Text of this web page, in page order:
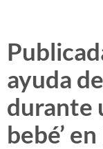
ayuda
durante
bebé’